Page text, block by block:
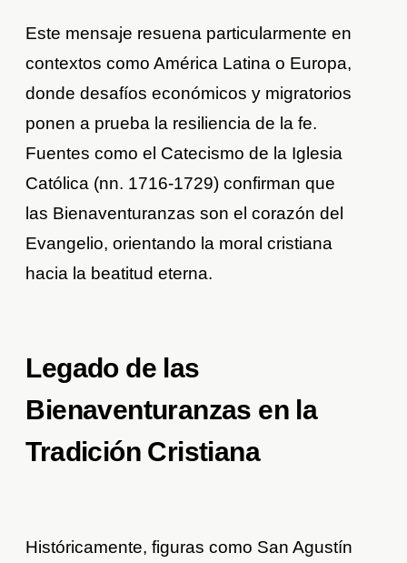
Este mensaje resuena particularmente en
contextos como América Latina o Europa,
donde desafíos económicos y migratorios
ponen a prueba la resiliencia de la fe.
Fuentes como el Catecismo de la Iglesia
Católica (nn. 1716-1729) confirman que
las Bienaventuranzas son el corazón del
Evangelio, orientando la moral cristiana
hacia la beatitud eterna.
Legado de las
Bienaventuranzas en la
Tradición Cristiana
Históricamente, figuras como San Agustín